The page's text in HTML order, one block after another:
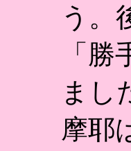
う。
「
まし
摩耶